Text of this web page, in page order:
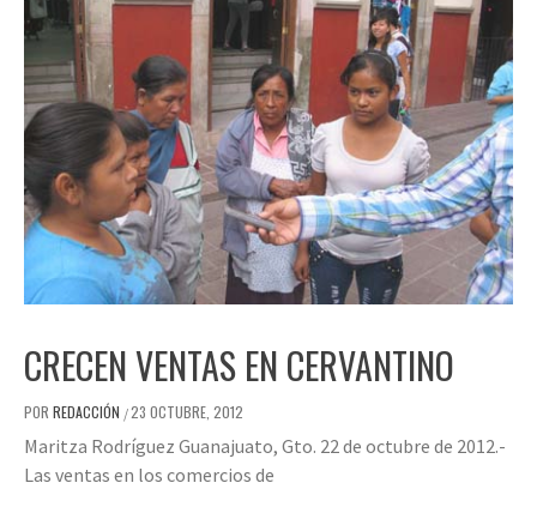
CRECEN VENTAS EN CERVANTINO
POR REDACCIÓN /23 OCTUBRE, 2012
Maritza Rodríguez Guanajuato, Gto. 22 de octubre de 2012.-
Las ventas en los comercios de